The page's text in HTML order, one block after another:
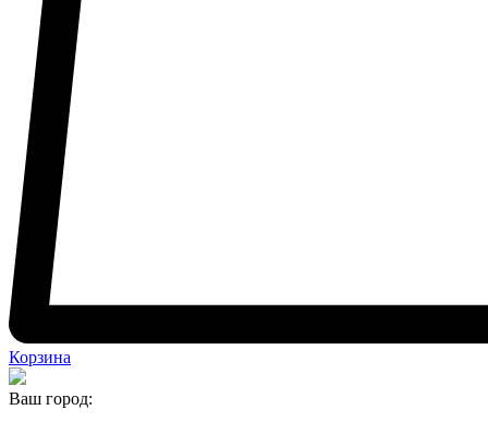
Корзина
Ваш город: